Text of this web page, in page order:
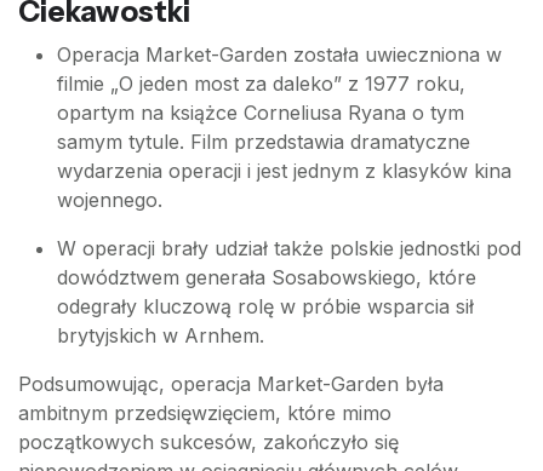
Ciekawostki
Operacja Market-Garden została uwieczniona w
filmie „O jeden most za daleko” z 1977 roku,
opartym na książce Corneliusa Ryana o tym
samym tytule. Film przedstawia dramatyczne
wydarzenia operacji i jest jednym z klasyków kina
wojennego.
W operacji brały udział także polskie jednostki pod
dowództwem generała Sosabowskiego, które
odegrały kluczową rolę w próbie wsparcia sił
brytyjskich w Arnhem.
Podsumowując, operacja Market-Garden była
ambitnym przedsięwzięciem, które mimo
początkowych sukcesów, zakończyło się